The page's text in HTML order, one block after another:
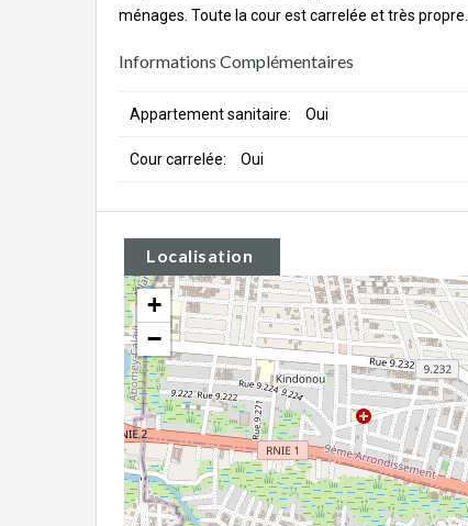
ménages. Toute la cour est carrelée et très propre.
Informations Complémentaires
Appartement sanitaire: Oui
Cour carrelée: Oui
Localisation
+
−